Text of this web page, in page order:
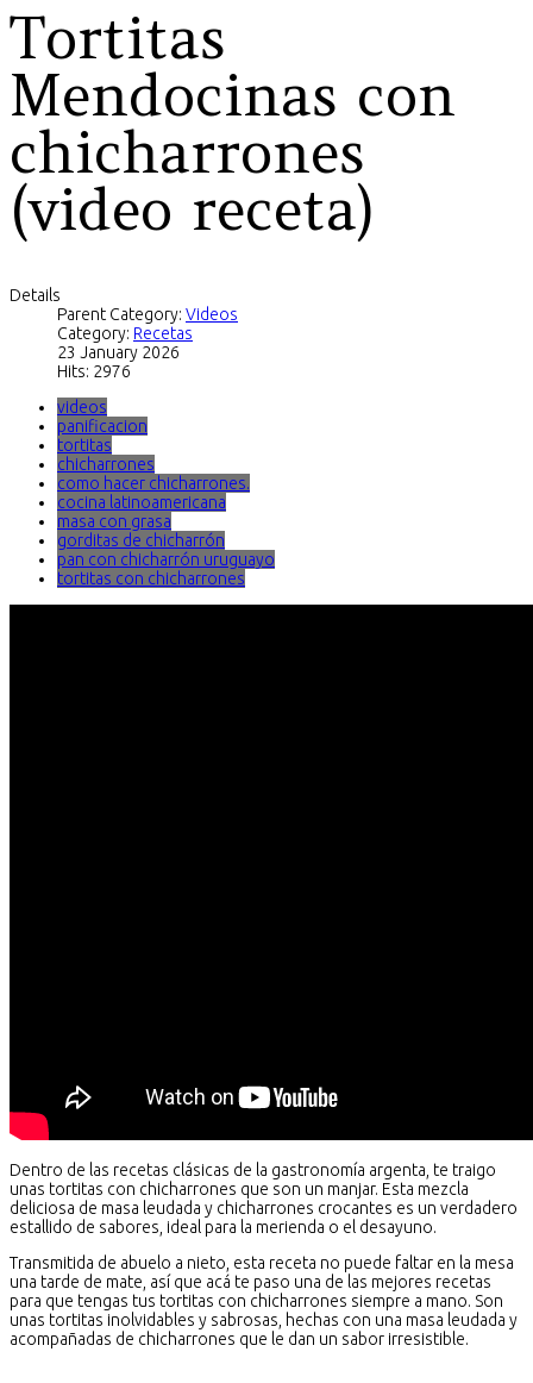
Tortitas
Mendocinas con
chicharrones
(video receta)
Details
Parent Category: Videos
Category: Recetas
23 January 2026
Hits: 2976
videos
panificacion
tortitas
chicharrones
como hacer chicharrones.
cocina latinoamericana
masa con grasa
gorditas de chicharrón
pan con chicharrón uruguayo
tortitas con chicharrones
Dentro de las recetas clásicas de la gastronomía argenta, te traigo
unas tortitas con chicharrones que son un manjar. Esta mezcla
deliciosa de masa leudada y chicharrones crocantes es un verdadero
estallido de sabores, ideal para la merienda o el desayuno.
Transmitida de abuelo a nieto, esta receta no puede faltar en la mesa
una tarde de mate, así que acá te paso una de las mejores recetas
para que tengas tus tortitas con chicharrones siempre a mano. Son
unas tortitas inolvidables y sabrosas, hechas con una masa leudada y
acompañadas de chicharrones que le dan un sabor irresistible.